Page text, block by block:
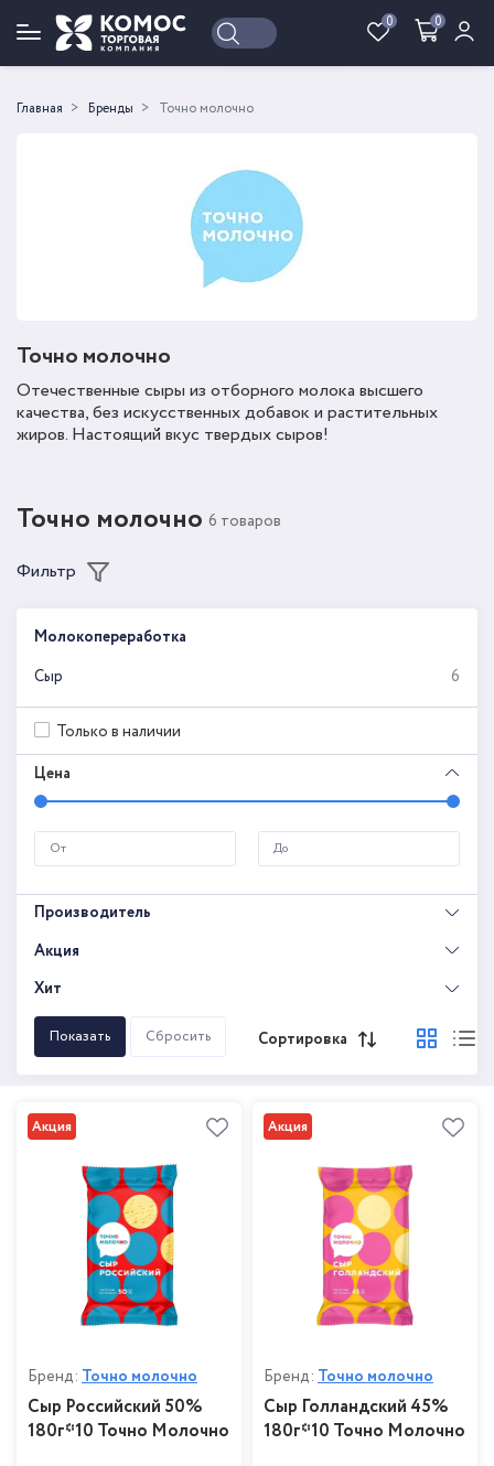
0 0
Войти Регистрация
Главная Бренды Точно молочно
Точно молочно
Отечественные сыры из отборного молока высшего
качества, без искусственных добавок и растительных
жиров. Настоящий вкус твердых сыров!
Точно молочно 6 товаров
Сортировка
Акция
Бренд: Точно молочно
Сыр Российский 50%
180г*10 Точно Молочно
Акция
Бренд: Точно молочно
Сыр Голландский 45%
180г*10 Точно Молочно
Фильтр
Молокопереработка
Сыр
6
Только в наличии
Цена
Производитель
Акция
Хит